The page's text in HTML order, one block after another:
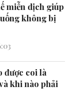
miễn dịch giúp
không bị
được coi là
khi nào phải